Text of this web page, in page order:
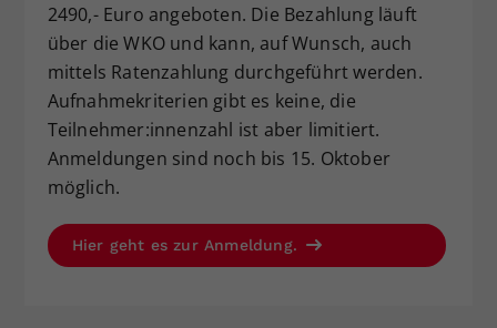
2490,- Euro angeboten. Die Bezahlung läuft
über die WKO und kann, auf Wunsch, auch
mittels Ratenzahlung durchgeführt werden.
Aufnahmekriterien gibt es keine, die
Teilnehmer:innenzahl ist aber limitiert.
Anmeldungen sind noch bis 15. Oktober
möglich.
Hier geht es zur Anmeldung.